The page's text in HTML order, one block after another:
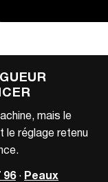
mais le
le réglage retenu
96· Peaux